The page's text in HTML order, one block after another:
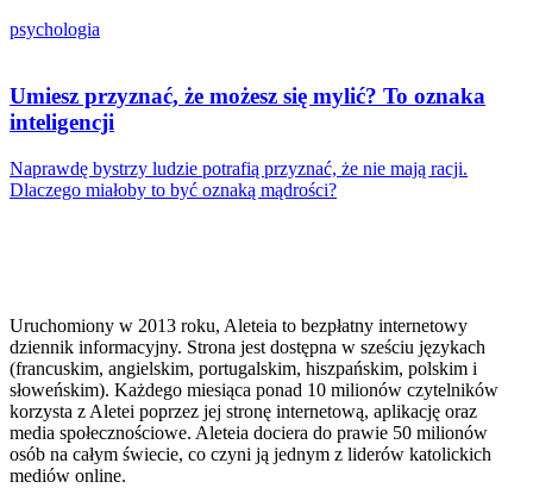
psychologia
Umiesz przyznać, że możesz się mylić? To oznaka
inteligencji
Naprawdę bystrzy ludzie potrafią przyznać, że nie mają racji.
Dlaczego miałoby to być oznaką mądrości?
Uruchomiony w 2013 roku, Aleteia to bezpłatny internetowy
dziennik informacyjny. Strona jest dostępna w sześciu językach
(francuskim, angielskim, portugalskim, hiszpańskim, polskim i
słoweńskim). Każdego miesiąca ponad 10 milionów czytelników
korzysta z Aletei poprzez jej stronę internetową, aplikację oraz
media społecznościowe. Aleteia dociera do prawie 50 milionów
osób na całym świecie, co czyni ją jednym z liderów katolickich
mediów online.